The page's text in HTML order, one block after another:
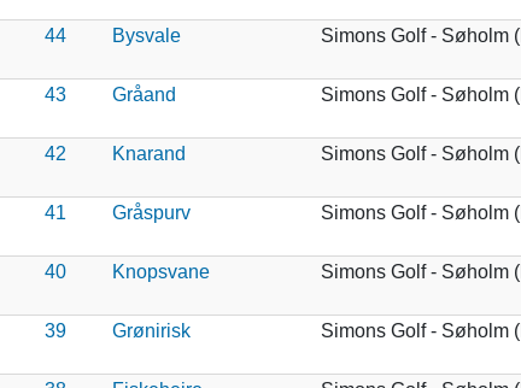
44 Bysvale Simons Golf - Søholm
43 Gråand Simons Golf - Søholm
42 Knarand Simons Golf - Søholm
41 Gråspurv Simons Golf - Søholm
40 Knopsvane Simons Golf - Søholm
39 Grønirisk Simons Golf - Søholm